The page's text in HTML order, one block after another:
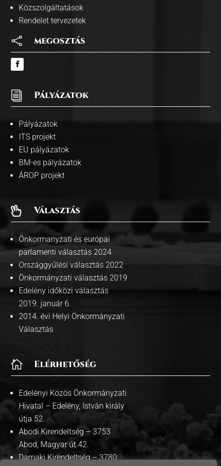
Közszolgáltatások
Rendelet tervezetek
 megosztás
i Pályázatok
Pályázatok
ITS projekt
EU pályázatok
BM-es pályázatok
ÁROP projekt
 Választás
Önkormanyzati és európai
parlamenti választás 2024
Országgyűlési választás 2022
Önkormányzati választás 2019
Edelény időközi választás
2019. január 6.
2014. évi Helyi Önkormányzati
Választás
 Elérhetőség
Edelényi Közös Önkormányzati
Hivatal – Edelény, István király
útja 52.
Abodi Kirendeltség – 3753
Abod, Magyar út 42.
Damaki Kirendeltség – 3780